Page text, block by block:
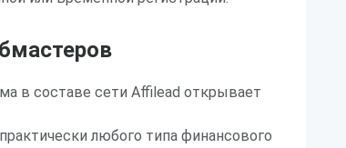
в составе сети Affilead открывает
любого типа финансового